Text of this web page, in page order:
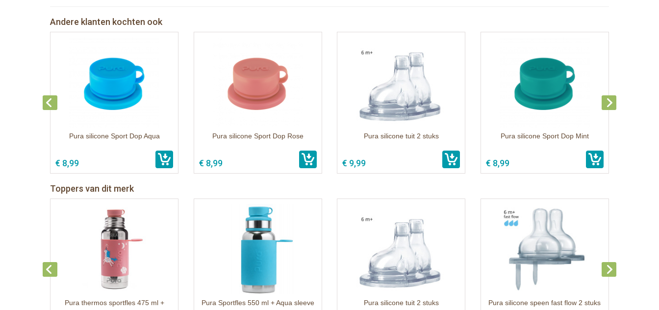
Andere klanten kochten ook
Pura silicone Sport Dop Aqua
€ 8,99
Pura silicone Sport Dop Rose
€ 8,99
Pura silicone tuit 2 stuks
€ 9,99
Pura silicone Sport Dop Mint
€ 8,99
Toppers van dit merk
Pura thermos sportfles 475 ml + Pura Sportfles 550 ml + Aqua sleeve Pura silicone tuit 2 stuks Pura silicone speen fast flow 2 stuks